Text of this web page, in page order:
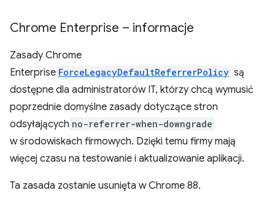
Chrome Enterprise – informacje
Zasady Chrome
Enterprise ForceLegacyDefaultReferrerPolicy są
dostępne dla administratorów IT, którzy chcą wymusić
poprzednie domyślne zasady dotyczące stron
odsyłających no-referrer-when-downgrade
w środowiskach firmowych. Dzięki temu firmy mają
więcej czasu na testowanie i aktualizowanie aplikacji.
Ta zasada zostanie usunięta w Chrome 88.